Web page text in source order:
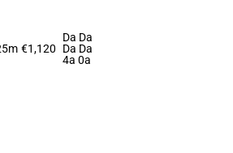
€1,120
Da Da
Da Da
4a 0a